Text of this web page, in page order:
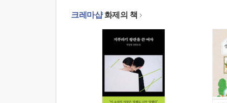
크레마샵화제의 책